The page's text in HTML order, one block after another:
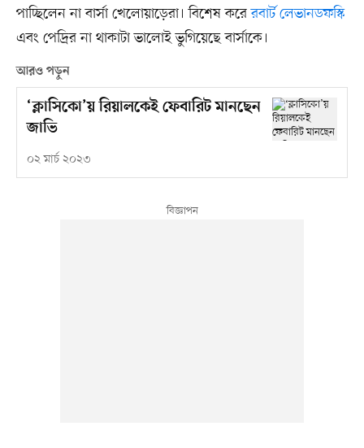
পাচ্ছিলেন না বার্সা খেলোয়াড়েরা। বিশেষ করেরবার্ট লেভানডফস্কি
এবং পেদ্রির না থাকাটা ভালোই ভুগিয়েছে বার্সাকে।
আরও পড়ুন
‘ক্লাসিকো’য় রিয়ালকেই ফেবারিট মানছেন
জাভি
০২ মার্চ ২০২৩